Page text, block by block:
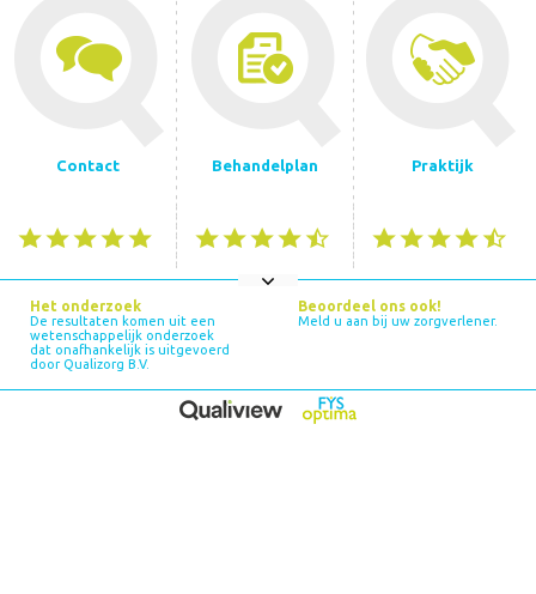
Contact Behandelplan Praktijk
Het onderzoek
De resultaten komen uit een
wetenschappelijk onderzoek
dat onafhankelijk is uitgevoerd
door Qualizorg B.V.
Beoordeel ons ook!
Meld u aan bij uw zorgverlener.